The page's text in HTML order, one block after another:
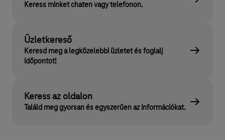
Keress minket chaten vagy telefonon.
Üzletkereső
Keresd meg a legközelebbi üzletet és foglalj
időpontot!
Keress az oldalon
Találd meg gyorsan és egyszerűen az információkat.